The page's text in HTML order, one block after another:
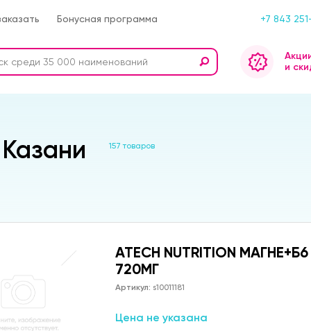
Бонусная программа +7 843
и
157 товаров
ATECH NUTRITION
720МГ
Артикул: s10011181
Цена не указана